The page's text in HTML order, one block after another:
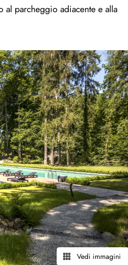
parcheggio adiacente e alla
Vedi immagini